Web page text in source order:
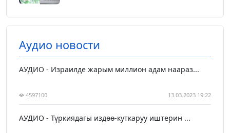
Аудио новости
АУДИО - Израилде жарым миллион адам наараз...
4597100 13.03.2023 19:22
АУДИО - Түркиядагы издөө-куткаруу иштерин ...